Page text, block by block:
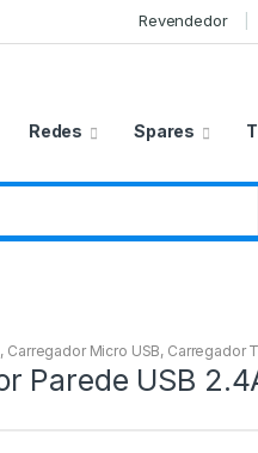
Revendedor
Redes Spares
, Carregador Micro USB, Carregador
Parede USB